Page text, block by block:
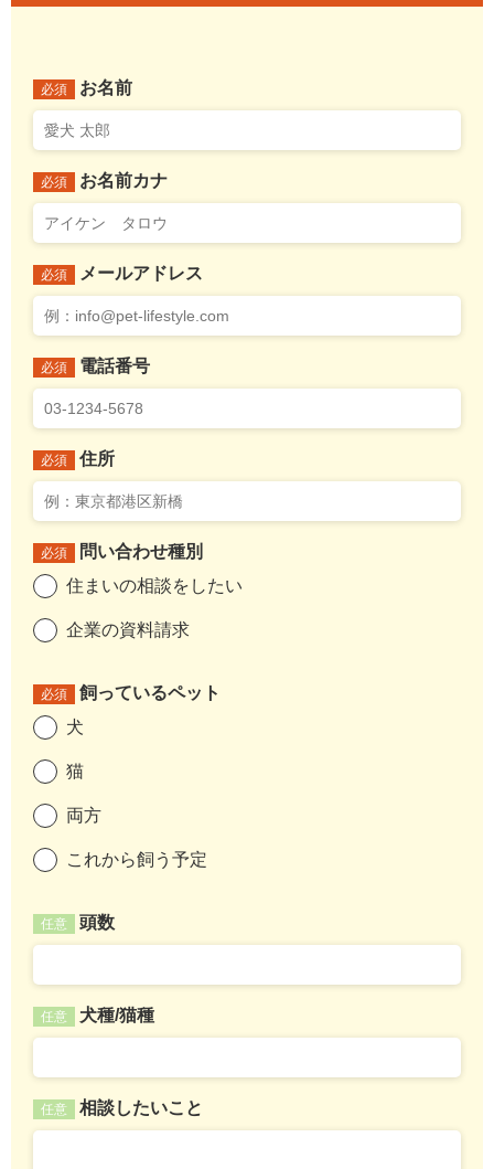
必須 お名前
必須 お名前カナ
必須 メールアドレス
必須 電話番号
必須 住所
必須
問い合わせ種別
住まいの相談をしたい
企業の資料請求
必須
飼っているペット
犬
猫
両方
これから飼う予定
任意 頭数
任意 犬種/猫種
任意 相談したいこと